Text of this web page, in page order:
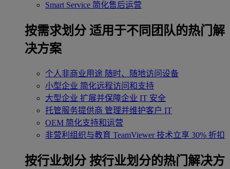
Smart Service 简化售后运营
按需求划分 适用于不同团队的热门解
决方案
个人非商业用途 随时、随地访问设备
小型企业 简化远程访问和支持
大型企业 扩展并保障企业 IT 安全
托管服务提供商 管理并维护客户 IT
OEM 简化支持和运营
非营利组织与教育 TeamViewer 技术立享 30% 折扣
‌按行业划分 按行业划分的热门解决方